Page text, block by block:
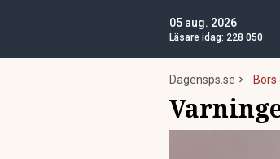
05 aug. 2026
Läsare idag: 228 050
Dagensps.se Börs